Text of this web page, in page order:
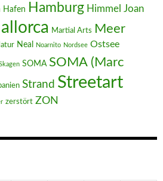
Hafen Hamburg Himmel Joan
Martial Arts Meer
Neal Noarnito Nordsee Ostsee
SOMA SOMA (Marc
Strand Streetart
zerstört ZON